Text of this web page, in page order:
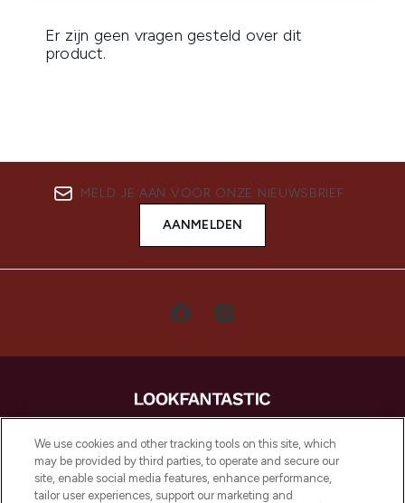
MELD JE AAN VOOR ONZE NIEUWSBRIEF
AANMELDEN
LOOKFANTASTIC is de ultieme online
beautybestemming van Europa, met de
beste huidverzorging, haarproducten en
make-up van meer dan 200 topmerken.
We use cookies and other tracking tools on this site, which
may be provided by third parties, to operate and secure our
site, enable social media features, enhance performance,
tailor user experiences, support our marketing and